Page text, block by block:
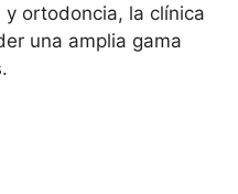
ortodoncia, la clínica
una amplia gama